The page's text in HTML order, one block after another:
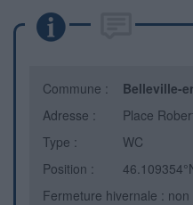
Commune : Belleville-
Adresse :
Place
Type :
WC
Position :
Fermeture hivernale : non